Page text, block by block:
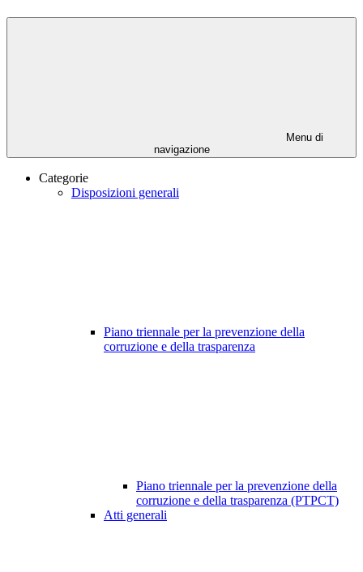
Menu di
navigazione
Categorie
Disposizioni generali
Piano triennale per la prevenzione della
corruzione e della trasparenza
Piano triennale per la prevenzione della
corruzione e della trasparenza (PTPCT)
Atti generali